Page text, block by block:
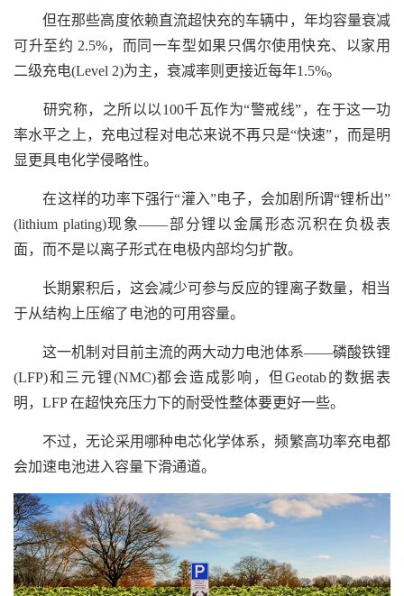
但在那些高度依赖直流超快充的车辆中，年均容量衰减
可升至约 2.5%，而同一车型如果只偶尔使用快充、以家用
二级充电(Level 2)为主，衰减率则更接近每年1.5%。
研究称，之所以以100千瓦作为“警戒线”，在于这一功
率水平之上，充电过程对电芯来说不再只是“快速”，而是明
显更具电化学侵略性。
在这样的功率下强行“灌入”电子，会加剧所谓“锂析出”
(lithium plating)现象——部分锂以金属形态沉积在负极表
面，而不是以离子形式在电极内部均匀扩散。
长期累积后，这会减少可参与反应的锂离子数量，相当
于从结构上压缩了电池的可用容量。
这一机制对目前主流的两大动力电池体系——磷酸铁锂
(LFP)和三元锂(NMC)都会造成影响，但Geotab的数据表
明，LFP 在超快充压力下的耐受性整体要更好一些。
不过，无论采用哪种电芯化学体系，频繁高功率充电都
会加速电池进入容量下滑通道。